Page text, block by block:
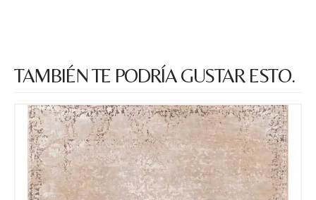
TAMBIÉN TE PODRÍA GUSTAR ESTO.